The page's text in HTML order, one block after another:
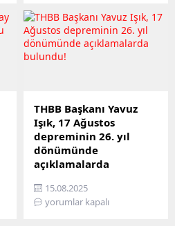
moda, ev & yaşam, kişisel
bakım ve farklı ihtiyaçlara
yönelik ürün gruplarını
tek merkezde buluşturur.
hızlı erişim sunan
Gormeklazim.com, güvenli
ödeme seçenekleri,
ücretsiz...
THBB Başkanı Yavuz
Işık, 17 Ağustos
depreminin 26. yıl
dönümünde
açıklamalarda
17 Ağustos 1999 Marmara
Depremi’nin 26. yıl
15.08.2025
yorumlar kapalı